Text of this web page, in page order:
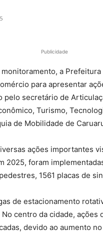
Publicidade
a
para apresentar
pelo secretário de
Turismo,
de Mobilidade de
ações importantes
2025, foram
1561 placas de
de estacionamento
centro da cidade,
devido ao aumento